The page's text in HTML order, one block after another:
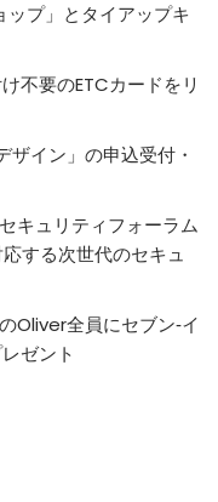
プ」とタイアップキ
不要のETCカードをリ
ザイン」の申込受付・
キュリティフォーラム
する次世代のセキュ
Oliver全員にセブン‐イ
ゼント